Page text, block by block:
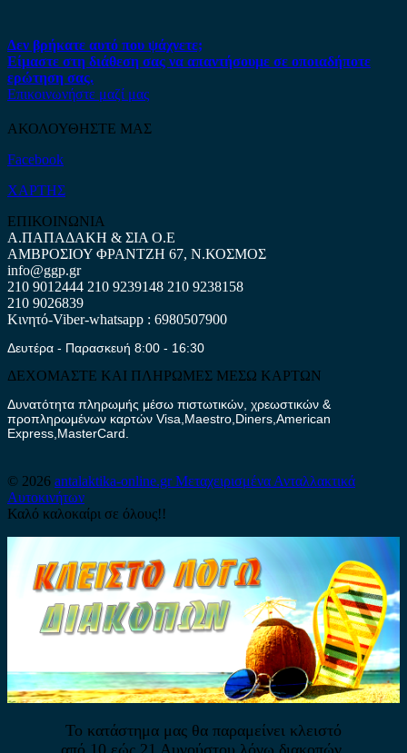
Δεν βρήκατε αυτό που ψάχνετε;
Είμαστε στη διάθεση σας να απαντήσουμε σε οποιαδήποτε
ερώτηση σας.
Επικοινωνήστε μαζί μας
ΑΚΟΛΟΥΘΗΣΤΕ ΜΑΣ
Facebook
ΧΑΡΤΗΣ
ΕΠΙΚΟΙΝΩΝΙΑ
Α.ΠΑΠΑΔΑΚΗ & ΣΙΑ Ο.Ε
ΑΜΒΡΟΣΙΟΥ ΦΡΑΝΤΖΗ 67, Ν.ΚΟΣΜΟΣ
info@ggp.gr
210 9012444 210 9239148 210 9238158
210 9026839
Κινητό-Viber-whatsapp : 6980507900
Δευτέρα - Παρασκευή 8:00 - 16:30
ΔΕΧΟΜΑΣΤΕ ΚΑΙ ΠΛΗΡΩΜΕΣ ΜΕΣΩ ΚΑΡΤΩΝ
Δυνατότητα πληρωμής μέσω πιστωτικών, χρεωστικών &
προπληρωμένων καρτών Visa,Maestro,Diners,American
Express,MasterCard.
© 2026 antalaktika-online.grΜεταχειρισμένα Ανταλλακτικά
Αυτοκινήτων
Καλό καλοκαίρι σε όλους!!
Το κατάστημα μας θα παραμείνει κλειστό